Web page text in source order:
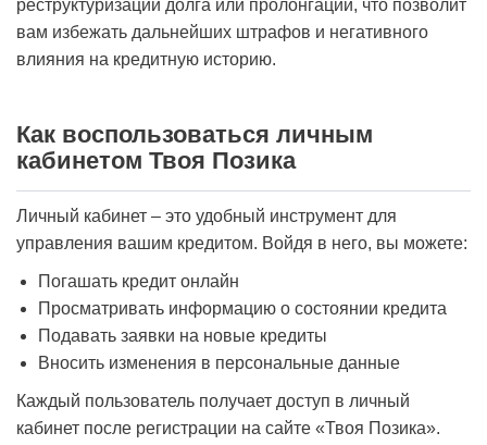
реструктуризации долга или пролонгации, что позволит
вам избежать дальнейших штрафов и негативного
влияния на кредитную историю.
Как воспользоваться личным
кабинетом Твоя Позика
Личный кабинет – это удобный инструмент для
управления вашим кредитом. Войдя в него, вы можете:
Погашать кредит онлайн
Просматривать информацию о состоянии кредита
Подавать заявки на новые кредиты
Вносить изменения в персональные данные
Каждый пользователь получает доступ в личный
кабинет после регистрации на сайте «Твоя Позика».